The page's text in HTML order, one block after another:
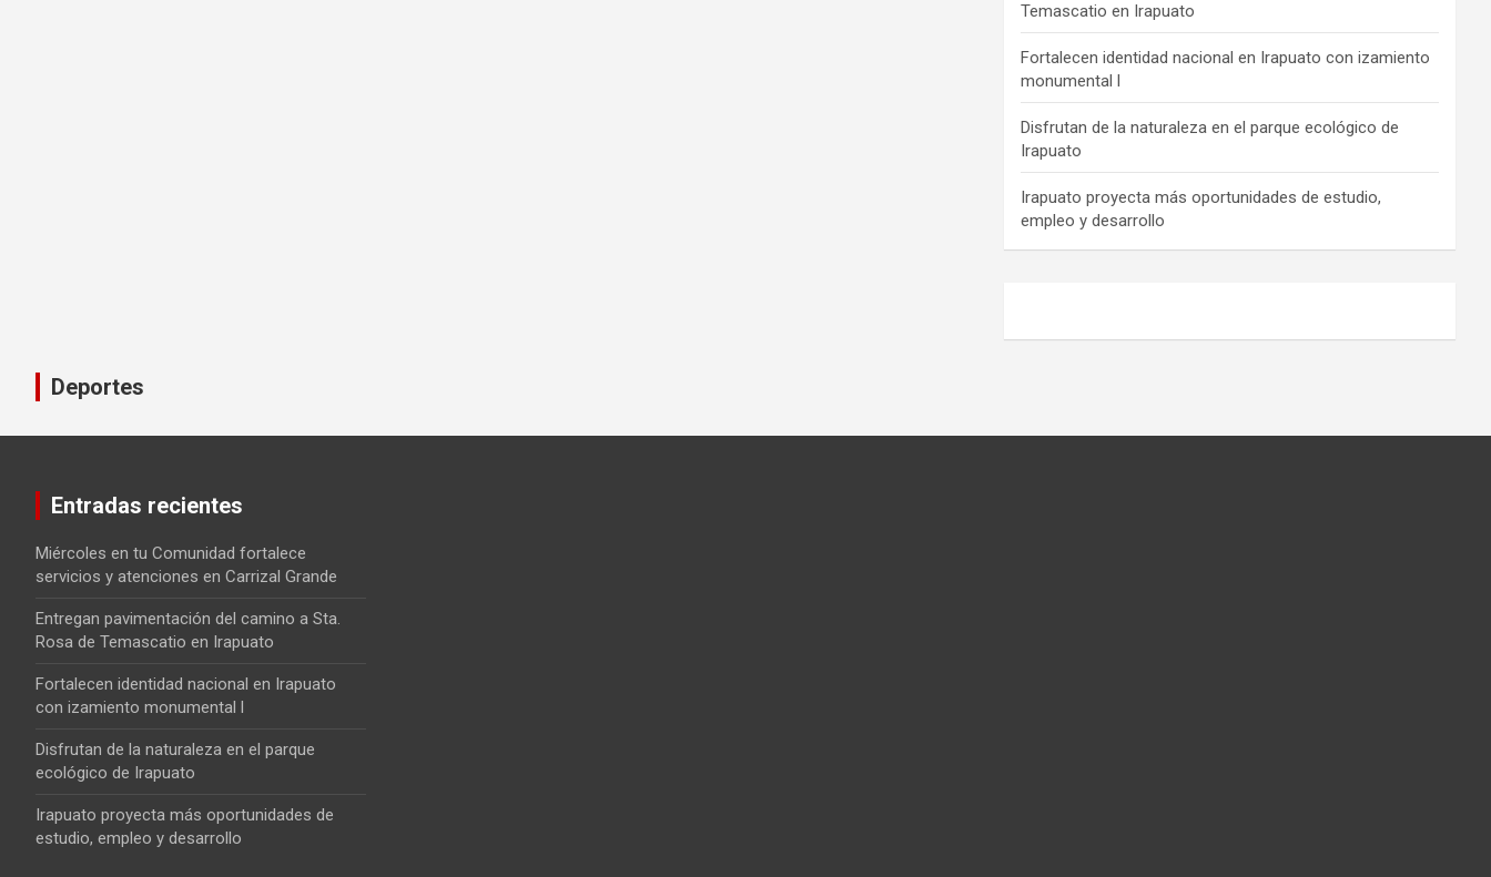
Temascatio en Irapuato
Fortalecen identidad nacional en Irapuato con izamiento
monumental l
Disfrutan de la naturaleza en el parque ecológico de
Irapuato
Irapuato proyecta más oportunidades de estudio,
empleo y desarrollo
Deportes
Entradas recientes
Miércoles en tu Comunidad fortalece
servicios y atenciones en Carrizal Grande
Entregan pavimentación del camino a Sta.
Rosa de Temascatio en Irapuato
Fortalecen identidad nacional en Irapuato
con izamiento monumental l
Disfrutan de la naturaleza en el parque
ecológico de Irapuato
Irapuato proyecta más oportunidades de
estudio, empleo y desarrollo